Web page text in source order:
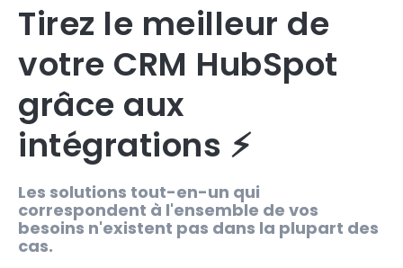
Tirez le meilleur de
votre CRM HubSpot
grâce aux
intégrations ⚡️
Les solutions tout-en-un qui
correspondent à l'ensemble de vos
besoins n'existent pas dans la plupart des
cas.